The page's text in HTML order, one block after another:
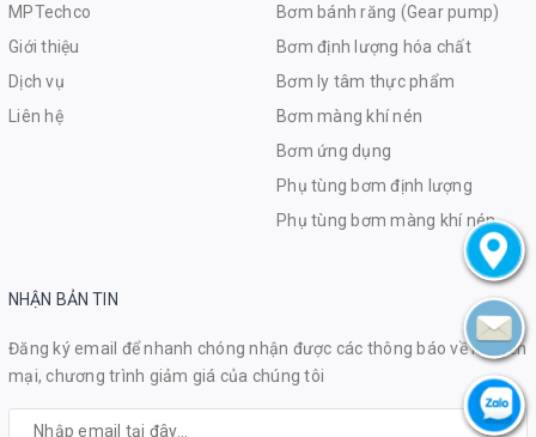
MPTechco
Giới thiệu
Dịch vụ
Liên hệ
Bơm bánh răng (Gear pump)
Bơm định lượng hóa chất
Bơm ly tâm thực phẩm
Bơm màng khí nén
Bơm ứng dụng
Phụ tùng bơm định lượng
Phụ tùng bơm màng khí nén
NHẬN BẢN TIN
Đăng ký email để nhanh chóng nhận được các thông báo về khuyến
mại, chương trình giảm giá của chúng tôi